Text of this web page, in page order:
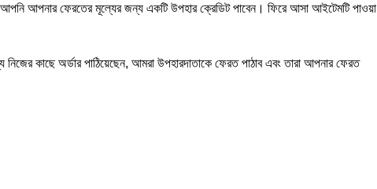
আপনি আপনার ফেরতের মূল্যের জন্য একটি উপহার ক্রেডিট পাবেন। ফিরে আসা আইটেমটি পাওয়া
কাছে অর্ডার পাঠিয়েছেন, আমরা উপহারদাতাকে ফেরত পাঠাব এবং তারা আপনার ফেরত